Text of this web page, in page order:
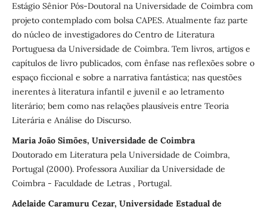
Estágio Sênior Pós-Doutoral na Universidade de Coimbra com
projeto contemplado com bolsa CAPES. Atualmente faz parte
do núcleo de investigadores do Centro de Literatura
Portuguesa da Universidade de Coimbra. Tem livros, artigos e
capítulos de livro publicados, com ênfase nas reflexões sobre o
espaço ficcional e sobre a narrativa fantástica; nas questões
inerentes à literatura infantil e juvenil e ao letramento
literário; bem como nas relações plausíveis entre Teoria
Literária e Análise do Discurso.
Maria João Simões, Universidade de Coimbra
Doutorado em Literatura pela Universidade de Coimbra,
Portugal (2000). Professora Auxiliar da Universidade de
Coimbra - Faculdade de Letras , Portugal.
Adelaide Caramuru Cezar, Universidade Estadual de